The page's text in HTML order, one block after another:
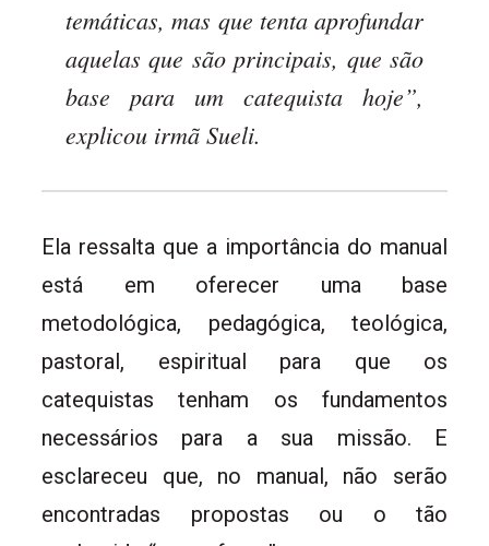
temáticas, mas que tenta aprofundar
aquelas que são principais, que são
base para um catequista hoje”,
explicou irmã Sueli.
Ela ressalta que a importância do manual
está em oferecer uma base
metodológica, pedagógica, teológica,
pastoral, espiritual para que os
catequistas tenham os fundamentos
necessários para a sua missão. E
esclareceu que, no manual, não serão
encontradas propostas ou o tão